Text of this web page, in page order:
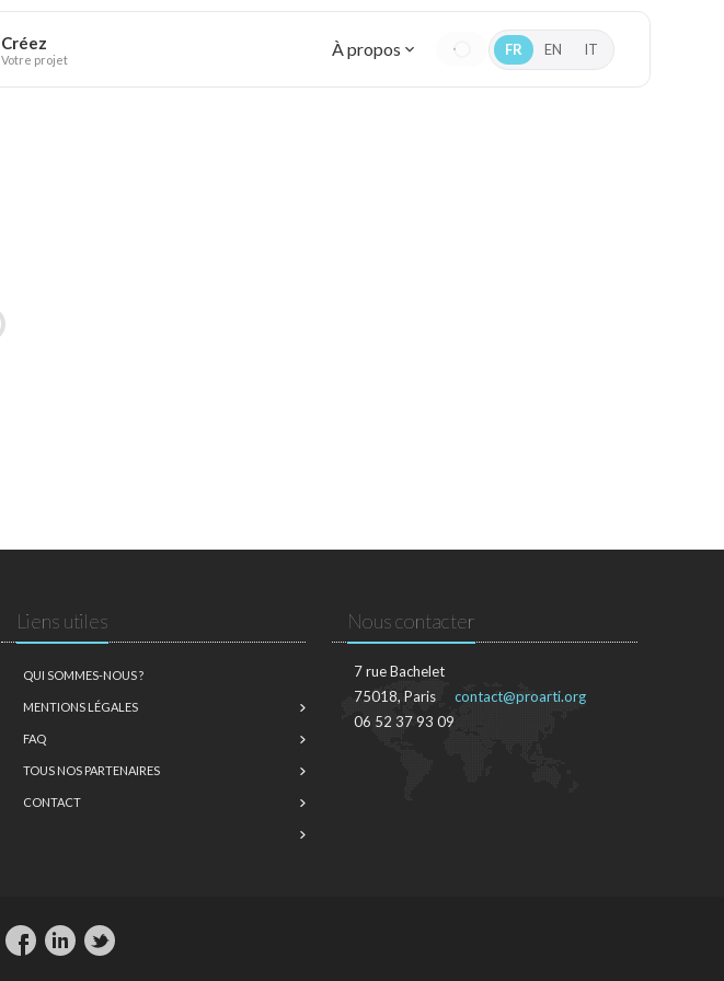
Créez
Votre projet À propos FR EN IT
Liens utiles
QUI SOMMES-NOUS ?
MENTIONS LÉGALES
FAQ
TOUS NOS PARTENAIRES
CONTACT
Nous contacter
7 rue Bachelet
75018, Paris
06 52 37 93 09
contact@proarti.org